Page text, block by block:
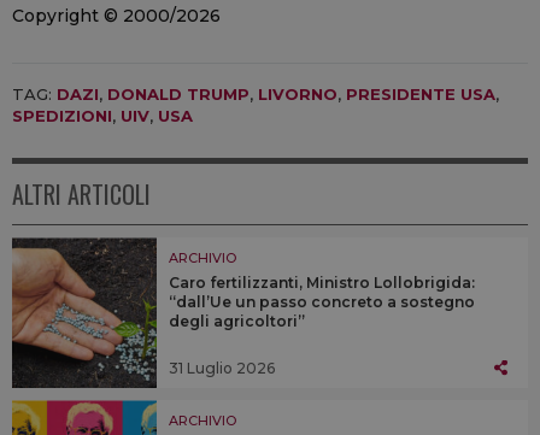
Copyright © 2000/2026
TAG: DAZI, DONALD TRUMP, LIVORNO, PRESIDENTE USA,
SPEDIZIONI, UIV, USA
ALTRI ARTICOLI
ARCHIVIO
Caro fertilizzanti, Ministro Lollobrigida:
“dall’Ue un passo concreto a sostegno
degli agricoltori”
31 Luglio 2026
ARCHIVIO